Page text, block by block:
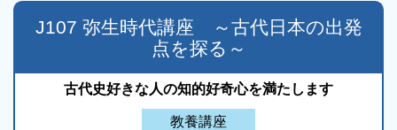
J107 弥生時代講座 ～古代日本の出発
点を探る～
古代史好きな人の知的好奇心を満たします
教養講座